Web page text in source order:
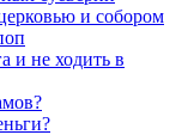
и собором
и не ходить в